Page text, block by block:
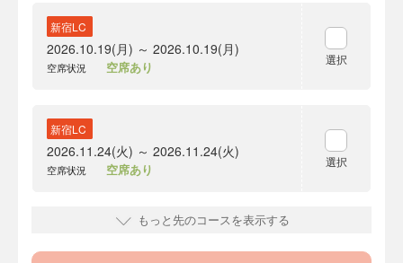
新宿LC
2026.10.19(月) ～ 2026.10.19(月)
空席状況 空席あり 選択
新宿LC
2026.11.24(火) ～ 2026.11.24(火)
空席状況 空席あり 選択
もっと先のコースを表示する